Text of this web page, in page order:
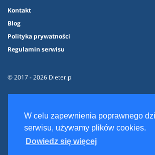
W celu zapewnienia poprawnego
serwisu, używamy plików cookies.
Dowiedz się więcej
Kontakt
Blog
Polityka prywatności
Regulamin serwisu
© 2017 - 2026 Dieter.pl